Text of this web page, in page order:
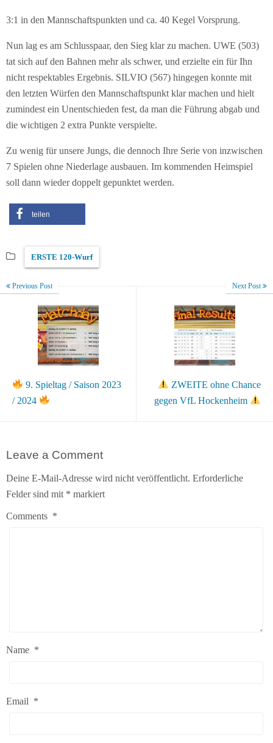
3:1 in den Mannschaftspunkten und ca. 40 Kegel Vorsprung.
Nun lag es am Schlusspaar, den Sieg klar zu machen. UWE (503)
tat sich auf den Bahnen mehr als schwer, und erzielte ein für Ihn
nicht respektables Ergebnis. SILVIO (567) hingegen konnte mit
den letzten Würfen den Mannschaftspunkt klar machen und hielt
zumindest ein Unentschieden fest, da man die Führung abgab und
die wichtigen 2 extra Punkte verspielte.
Zu wenig für unsere Jungs, die dennoch Ihre Serie von inzwischen
7 Spielen ohne Niederlage ausbauen. Im kommenden Heimspiel
soll dann wieder doppelt gepunktet werden.
teilen
ERSTE 120-Wurf
Previous Post
9. Spieltag / Saison 2023
/ 2024
Next Post
ZWEITE ohne Chance
gegen VfL Hockenheim
Leave a Comment
Deine E-Mail-Adresse wird nicht veröffentlicht. Erforderliche
Felder sind mit * markiert
Comments *
Name *
Email *